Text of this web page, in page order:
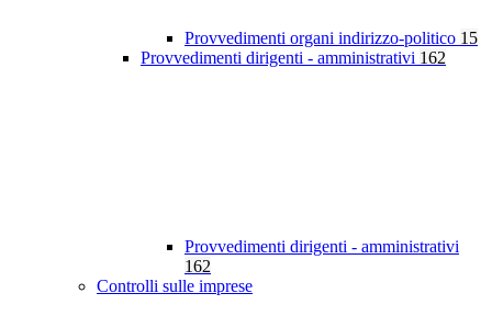
Provvedimenti organi indirizzo-politico 15
Provvedimenti dirigenti - amministrativi 162
Provvedimenti dirigenti - amministrativi
162
Controlli sulle imprese